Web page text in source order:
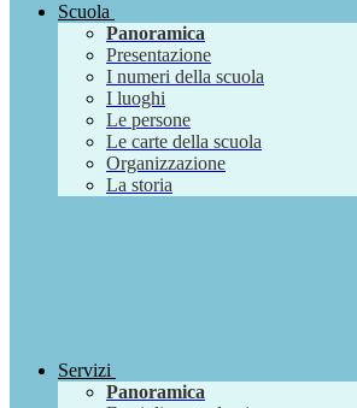
Scuola
Panoramica
Presentazione
I numeri della scuola
I luoghi
Le persone
Le carte della scuola
Organizzazione
La storia
Servizi
Panoramica